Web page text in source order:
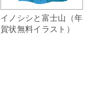
イノシシと富士山（年
賀状無料イラスト）